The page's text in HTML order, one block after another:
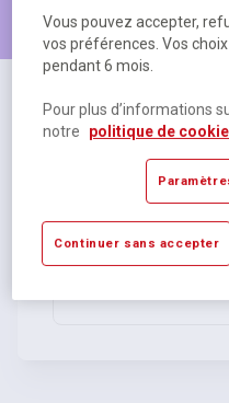
Les produits
Cahier polypropylène
Vous pouvez accepter,
vos préférences. Vos
pendant 6 mois.
Pour plus d’informations
notre
politique de
Continuer sans accepter